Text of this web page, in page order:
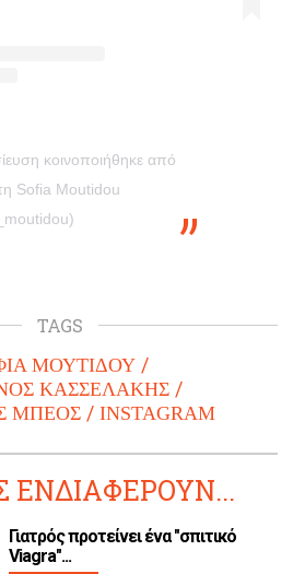
κοινοποιήθηκε από
Sofia Moutidou
TAGS
ΜΟΥΤΙΔΟΥ
ΚΑΣΣΕΛΑΚΗΣ
ΜΠΕΟΣ
INSTAGRAM
ΕΝΔΙΑΦΕΡΟΥΝ...
Γιατρός προτείνει ένα "σπιτικό
Viagra"...